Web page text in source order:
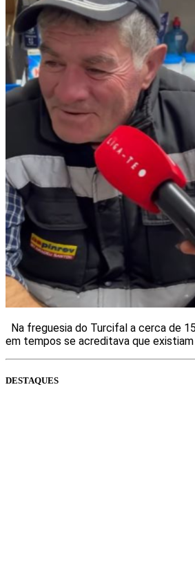
Na freguesia do Turcifal a cerca de
em tempos se acreditava que
DESTAQUES